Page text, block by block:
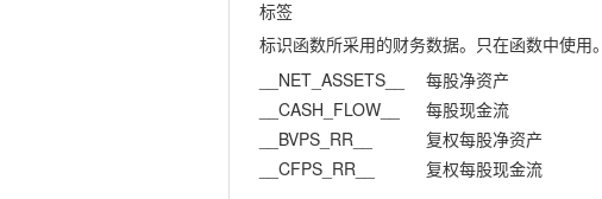
标签
标识函数所采用的财务数据。只在函数中使用。
__NET_ASSETS__
每股净资产
__CASH_FLOW__
每股现金流
__BVPS_RR__
复权每股净资产
__CFPS_RR__
复权每股现金流